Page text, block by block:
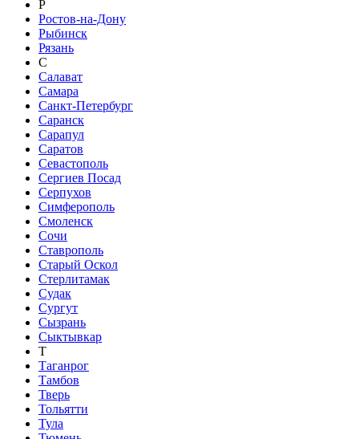
Р
Ростов-на-Дону
Рыбинск
Рязань
С
Салават
Самара
Санкт-Петербург
Саранск
Сарапул
Саратов
Севастополь
Сергиев Посад
Серпухов
Симферополь
Смоленск
Сочи
Ставрополь
Старый Оскол
Стерлитамак
Судак
Сургут
Сызрань
Сыктывкар
Т
Таганрог
Тамбов
Тверь
Тольятти
Тула